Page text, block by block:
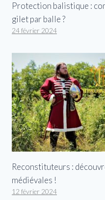
Protection balistique :
gilet par balle ?
24 février 2024
Reconstituteurs :
médiévales !
12 février 2024